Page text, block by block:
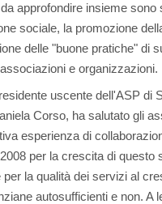
approfondire insieme sono
sociale, la promozione
delle "buone pratiche" di
e organizzazioni.
uscente dell'ASP di
Corso, ha salutato gli
esperienza di
per la crescita di questo
per la qualità dei servizi al
autosufficienti e non. A